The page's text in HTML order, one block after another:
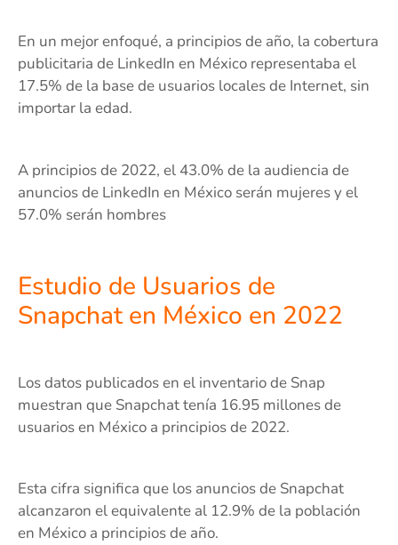
En un mejor enfoqué, a principios de año, la cobertura
publicitaria de LinkedIn en México representaba el
17.5% de la base de usuarios locales de Internet, sin
importar la edad.
A principios de 2022, el 43.0% de la audiencia de
anuncios de LinkedIn en México serán mujeres y el
57.0% serán hombres
Estudio de Usuarios de
Snapchat en México en 2022
Los datos publicados en el inventario de Snap
muestran que Snapchat tenía 16.95 millones de
usuarios en México a principios de 2022.
Esta cifra significa que los anuncios de Snapchat
alcanzaron el equivalente al 12.9% de la población
en México a principios de año.